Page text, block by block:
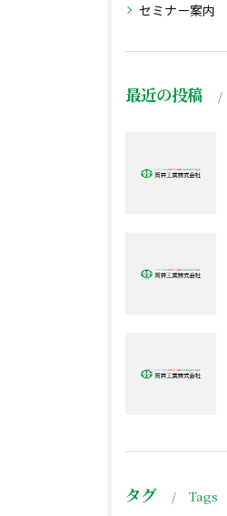
セミナー案内
最近の投稿
タグ Tags